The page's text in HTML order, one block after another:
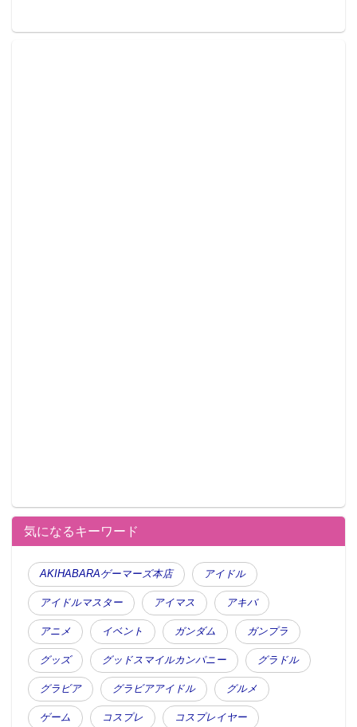
気になるキーワード
AKIHABARAゲーマーズ本店 アイドル
アイドルマスター アイマス アキバ
アニメ イベント ガンダム ガンプラ
グッズ グッドスマイルカンパニー グラドル
グラビア グラビアアイドル グルメ
ゲーム コスプレ コスプレイヤー